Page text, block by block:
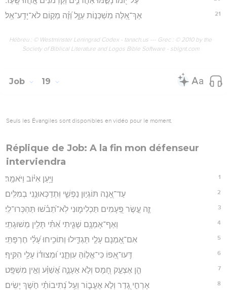
21 אַךְ־אֵ֭לֶּה מִשְׁכְּנ֣וֹת עַוָּ֑ל וְ֝זֶ֗ה מְק֣וֹם לֹא־יָדַֽע־אֵֽל׃
Hébreu : © Westminster Leningrad Codex - tanach.us --- Grec : © 2010 by the
Society of Biblical Literature and Logos Bible Software - sblgnt.com
Job 19
Seuls les Évangiles sont disponibles en vidéo pour le moment.
Réplique de Job: A la fin mon défenseur
interviendra
1 וַיַּ֥עַן אִיּ֗וֹב וַיֹּאמַֽר׃
2 עַד־אָ֭נָה תּוֹגְי֣וּן נַפְשִׁ֑י וּֽתְדַכְּאוּנַ֥נִי בְמִלִּֽים׃
3 זֶ֤ה עֶ֣שֶׂר פְּ֭עָמִים תַּכְלִימ֑וּנִי לֹֽא־תֵ֝בֹ֗שׁוּ תַּהְכְּרוּ־לִֽי׃
4 וְאַף־אָמְנָ֥ם שָׁגִ֑יתִי אִ֝תִּ֗י תָּלִ֥ין מְשׁוּגָתִֽי׃
5 אִם־אָ֭מְנָם עָלַ֣י תַּגְדִּ֑ילוּ וְתוֹכִ֥יחוּ עָ֝לַ֗י חֶרְפָּתִּֽי׃
6 דְּֽעוּ־אֵ֭פוֹ כִּי־אֱל֣וֹהַּ עִוְּתָ֑נִי וּ֝מְצוּד֗וֹ עָלַ֥י הִקִּֽיף׃
7 הֵ֤ן אֶצְעַ֣ק חָ֭מָס וְלֹ֣א אֵעָנֶ֑ה אֲ֝שַׁוַּ֗ע וְאֵ֣ין מִשְׁפָּֽט׃
8 אָרְחִ֣י גָ֭דַר וְלֹ֣א אֶעֱב֑וֹר וְעַ֥ל נְ֝תִיבוֹתַ֗י חֹ֣שֶׁךְ יָשִֽׂים׃